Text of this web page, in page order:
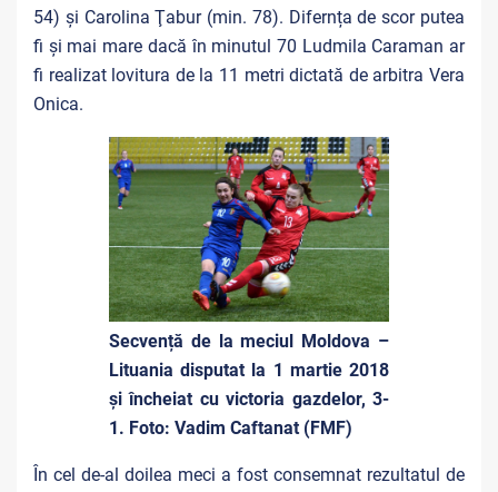
54) și Carolina Ţabur (min. 78). Difernța de scor putea
fi și mai mare dacă în minutul 70 Ludmila Caraman ar
fi realizat lovitura de la 11 metri dictată de arbitra Vera
Onica.
Secvență de la meciul Moldova –
Lituania disputat la 1 martie 2018
și încheiat cu victoria gazdelor, 3-
1. Foto: Vadim Caftanat (FMF)
În cel de-al doilea meci a fost consemnat rezultatul de